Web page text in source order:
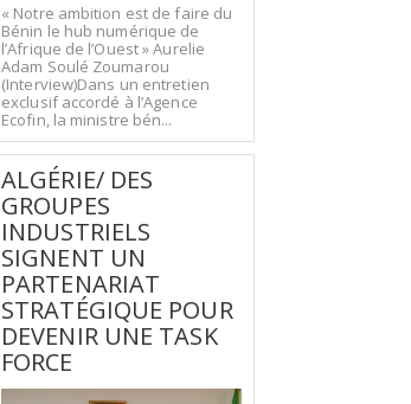
« Notre ambition est de faire du
Bénin le hub numérique de
l’Afrique de l’Ouest » Aurelie
Adam Soulé Zoumarou
(Interview)Dans un entretien
exclusif accordé à l’Agence
Ecofin, la ministre bén...
ALGÉRIE/ DES
GROUPES
INDUSTRIELS
SIGNENT UN
PARTENARIAT
STRATÉGIQUE POUR
DEVENIR UNE TASK
FORCE